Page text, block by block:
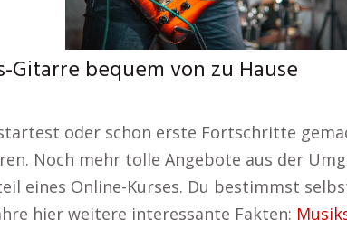
Gitarre bequem von zu Hause
oder schon erste Fortschritte
Noch mehr tolle Angebote aus der
eines Online-Kurses. Du bestimmst
hier weitere interessante Fakten: